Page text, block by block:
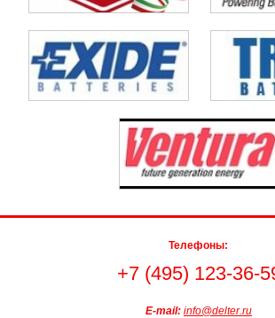
Телефоны:
+7 (495) 123-36-
E-mail: info@delter.ru